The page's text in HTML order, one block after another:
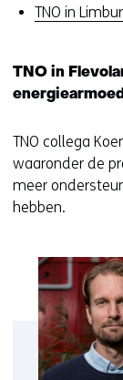
TNO in
TNO in
TNO collega
waaronder de
meer
hebben.